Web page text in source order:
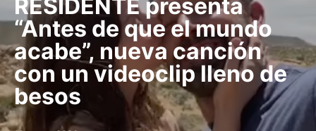
RESIDENTE presenta
“Antes de que el mundo
acabe”, nueva canción
con un videoclip lleno de
besos